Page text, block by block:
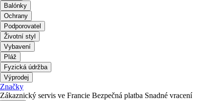
Balónky
Ochrany
Podporovatel
Životní styl
Vybavení
Pláž
Fyzická údržba
Výprodej
Značky
Zákaznický servis ve Francie Bezpečná platba Snadné vracení